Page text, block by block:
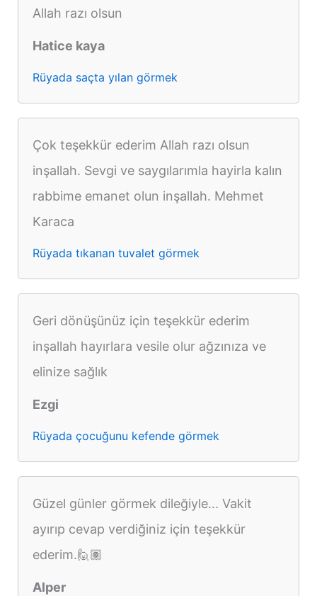
Allah razı olsun
Hatice kaya
Rüyada saçta yılan görmek
Çok teşekkür ederim Allah razı olsun
inşallah. Sevgi ve saygılarımla hayirla kalın
rabbime emanet olun inşallah. Mehmet
Karaca
Rüyada tıkanan tuvalet görmek
Geri dönüşünüz için teşekkür ederim
inşallah hayırlara vesile olur ağzınıza ve
elinize sağlık
Ezgi
Rüyada çocuğunu kefende görmek
Güzel günler görmek dileğiyle... Vakit
ayırıp cevap verdiğiniz için teşekkür
ederim.🙋🏽
Alper